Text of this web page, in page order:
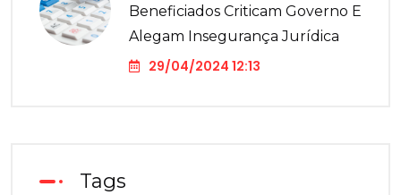
Beneficiados Criticam Governo E
Alegam Insegurança Jurídica
29/04/2024 12:13
Tags